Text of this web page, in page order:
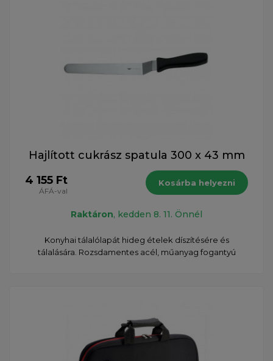
Hajlított cukrász spatula 300 x 43 mm
4 155 Ft
ÁFÁ-val
Kosárba helyezni
Raktáron, kedden 8. 11. Önnél
Konyhai tálalólapát hideg ételek díszítésére és
tálalására. Rozsdamentes acél, műanyag fogantyú